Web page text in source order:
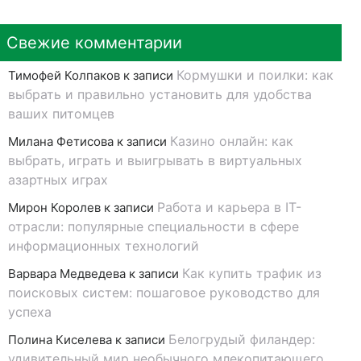
Свежие комментарии
Тимофей Колпаков к записи Кормушки и поилки: как
выбрать и правильно установить для удобства
ваших питомцев
Милана Фетисова к записи Казино онлайн: как
выбрать, играть и выигрывать в виртуальных
азартных играх
Мирон Королев к записи Работа и карьера в IT-
отрасли: популярные специальности в сфере
информационных технологий
Варвара Медведева к записи Как купить трафик из
поисковых систем: пошаговое руководство для
успеха
Полина Киселева к записи Белогрудый филандер: